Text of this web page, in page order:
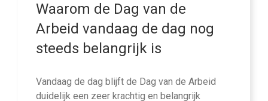
Waarom de Dag van de
Arbeid vandaag de dag nog
steeds belangrijk is
Vandaag de dag blijft de Dag van de Arbeid
duidelijk een zeer krachtig en belangrijk